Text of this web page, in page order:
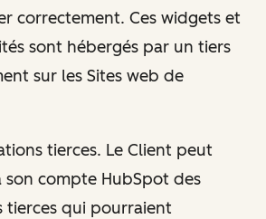
correctement. Ces widgets et
sont hébergés par un tiers
sur les Sites web de
tierces. Le Client peut
son compte HubSpot des
tierces qui pourraient